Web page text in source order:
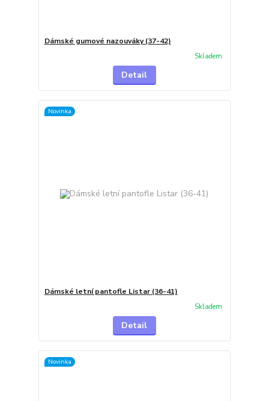
Dámské gumové nazouváky (37-42)
Skladem
Detail
Novinka
Dámské letní pantofle Listar (36-41)
Skladem
Detail
Novinka